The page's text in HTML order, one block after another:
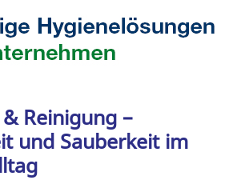
Reinigung –
und Sauberkeit im